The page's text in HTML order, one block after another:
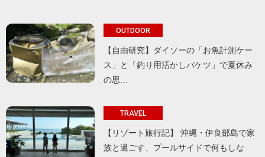
OUTDOOR
【自由研究】ダイソーの「お魚計測ケー
ス」と「釣り用活かしバケツ」で夏休み
の思…
TRAVEL
【リゾート旅行記】 沖縄・伊良部島で家
族と過ごす、プールサイドで何もしな